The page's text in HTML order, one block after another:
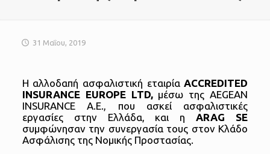
31 Μαΐου, 2019
H αλλοδαπή ασφαλιστική εταιρίαACCREDITED
INSURANCE EUROPE LTD, μέσω της AEGEAN
INSURANCE A.E., που ασκεί ασφαλιστικές
εργασίες στην Ελλάδα, και ηARAG SE
συμφώνησαν την συνεργασία τους στον Κλάδο
Ασφάλισης της Νομικής Προστασίας.